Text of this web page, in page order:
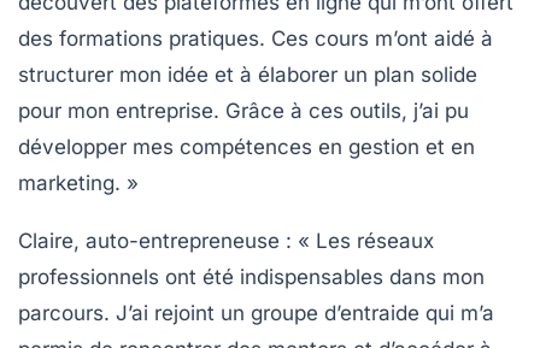
des formations pratiques. Ces cours m’ont aidé à
structurer mon idée et à élaborer un plan solide
pour mon entreprise. Grâce à ces outils, j’ai pu
développer mes compétences en gestion et en
marketing. »
Claire, auto-entrepreneuse : « Les réseaux
professionnels ont été indispensables dans mon
parcours. J’ai rejoint un groupe d’entraide qui m’a